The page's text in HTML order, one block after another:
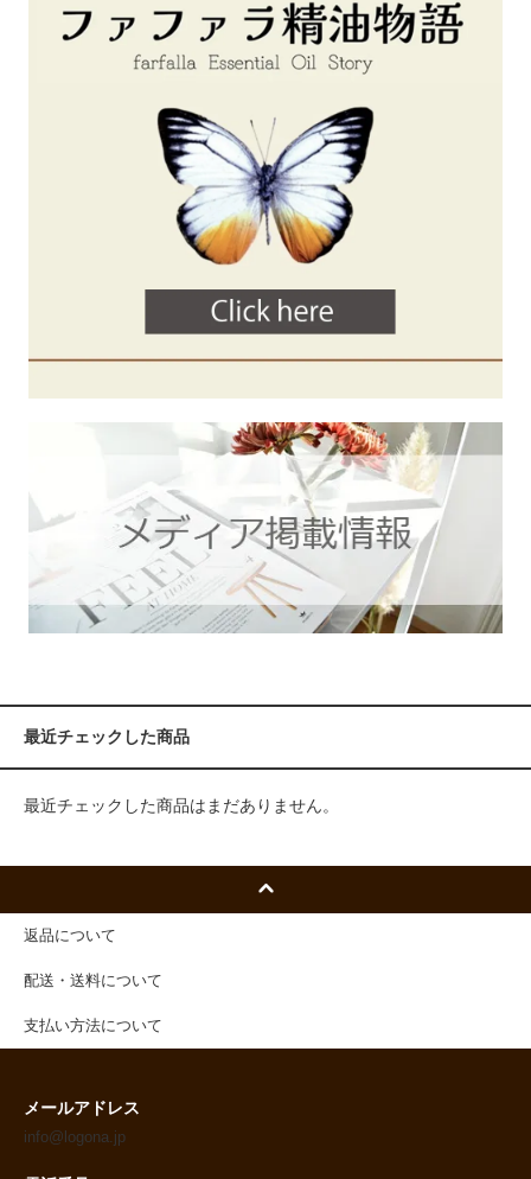
最近チェックした商品
最近チェックした商品はまだありません。
返品について
配送・送料について
支払い方法について
メールアドレス
info@logona.jp